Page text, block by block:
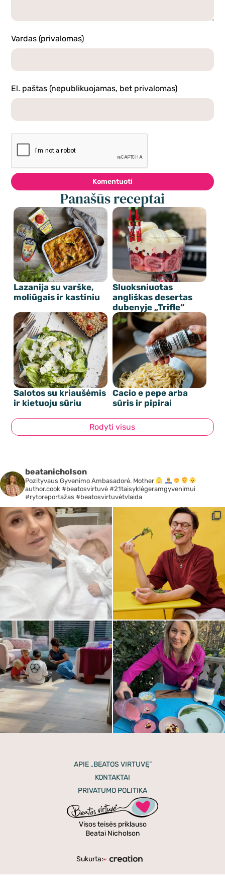
Vardas (privalomas)
El. paštas (nepublikuojamas, bet privalomas)
Komentuoti
Panašūs receptai
Lazanija su varške,
moliūgais ir kastiniu
Sluoksniuotas
angliškas desertas
dubenyje „Trifle”
Salotos su kriaušėmis
ir kietuoju sūriu
Cacio e pepe arba
sūris ir pipirai
Rodyti visus
beatanicholson
Pozityvaus Gyvenimo Ambasadorė. Mother
author.cook #beatosvirtuvė #21taisyklėgeramgyvenimui
#rytoreportažas #beatosvirtuvėtvlaida
APIE „BEATOS VIRTUVĘ”
KONTAKTAI
PRIVATUMO POLITIKA
Visos teisės priklauso
Beatai Nicholson
Sukurta: